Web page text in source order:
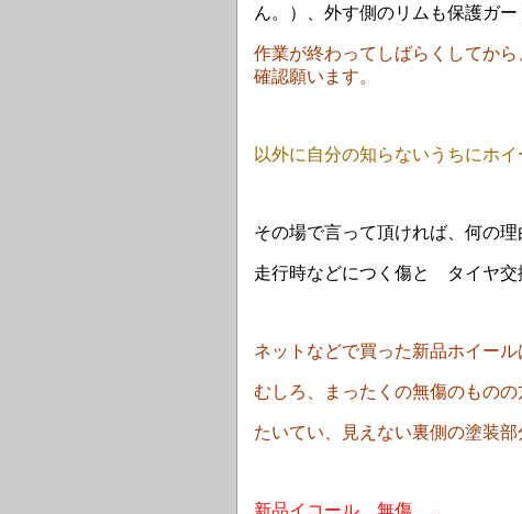
ん。）、外す側のリムも保護ガ
作業が終わってしばらくしてか
確認願います。
以外に自分の知らないうちにホ
その場で言って頂ければ、何の
走行時などにつく傷と タイヤ交
ネットなどで買った新品ホイー
むしろ、まったくの無傷のものの
たいてい、見えない裏側の塗装
新品イコール 無傷 、